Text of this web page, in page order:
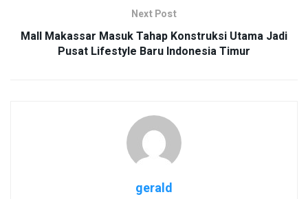
Next Post
Mall Makassar Masuk Tahap Konstruksi Utama Jadi
Pusat Lifestyle Baru Indonesia Timur
gerald